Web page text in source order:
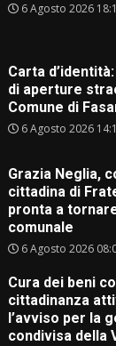
6 Agosto 2026
Carta
di aperture
Comune di
6 Agosto 2026
Grazia Neglia,
cittadina di
pronta a
comunale
6 Agosto 2026
Cura dei beni
cittadinanza
l’avviso per la
condivisa della